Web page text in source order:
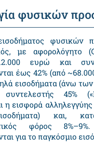
φυσικών
φυσικών
με αφορολόγητο
ευρώ και
έως 42% (από
εισοδήματα (άνω
45%
η εισφορά
και,
φόρος
για το παγκόσμιο